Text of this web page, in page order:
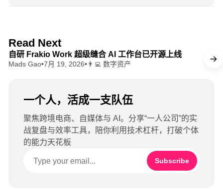
ke
Read Next
自研 Frakio Work 超级缝合 AI 工作台已开源上线
Mads Gao•7月 19, 2026•👨‍💻 数字资产
一个人，活成一支队伍
聚焦跨境电商、自媒体与 AI。分享“一人公司”的实
战复盘与效率工具，陪你利用技术杠杆，打破个体
的能力天花板
Subscribe